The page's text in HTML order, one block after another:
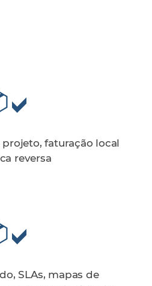
faturação local
reversa
SLAs, mapas de